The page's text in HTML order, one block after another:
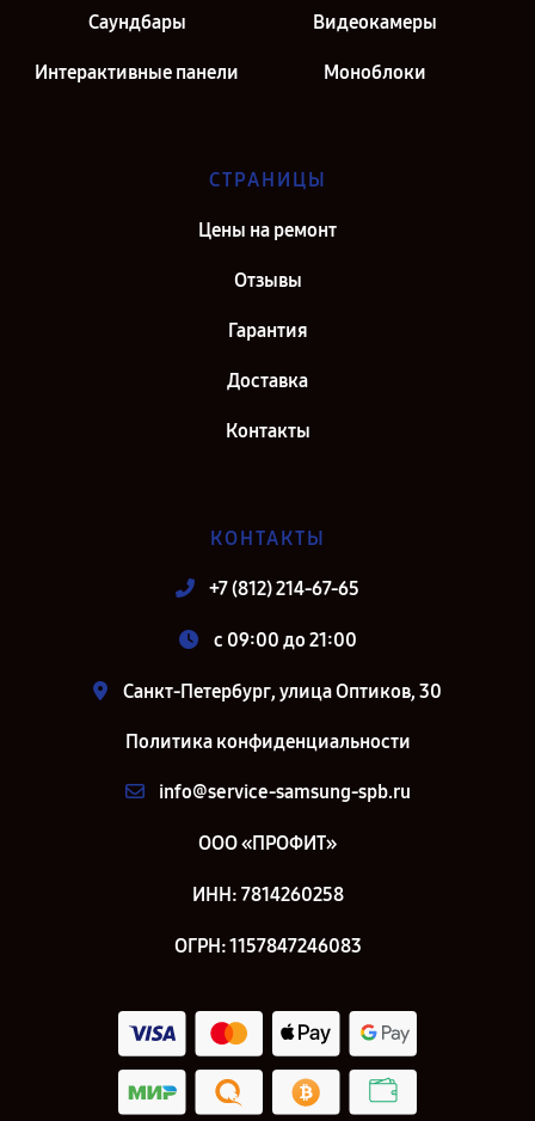
Саундбары Видеокамеры
Интерактивные панели Моноблоки
СТРАНИЦЫ
Цены на ремонт
Отзывы
Гарантия
Доставка
Контакты
КОНТАКТЫ
+7 (812) 214-67-65
c 09:00 до 21:00
Санкт-Петербург, улица Оптиков, 30
Политика конфиденциальности
info@service-samsung-spb.ru
ООО «ПРОФИТ»
ИНН: 7814260258
ОГРН: 1157847246083